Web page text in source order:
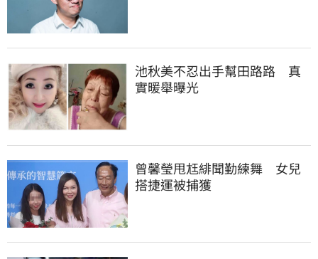
池秋美不忍出手幫田路路　真
實暖舉曝光
曾馨瑩甩尪緋聞勤練舞　女兒
搭捷運被捕獲